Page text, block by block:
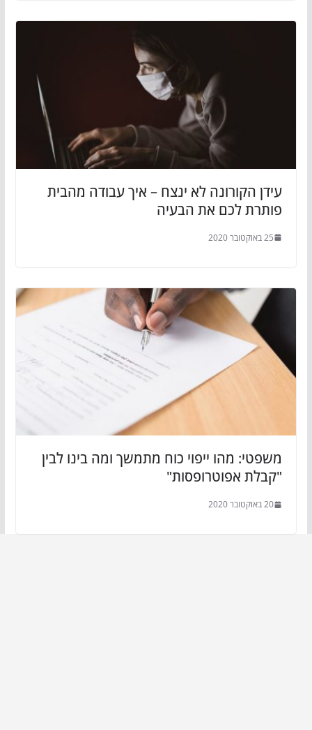
עידן הקורונה לא ינצח – איך עבודה מהבית
פותרת לכם את הבעיה
25 באוקטובר 2020
משפטי: מהו ייפוי כוח מתמשך ומה בינו לבין
"קבלת אפוטרופסות"
20 באוקטובר 2020